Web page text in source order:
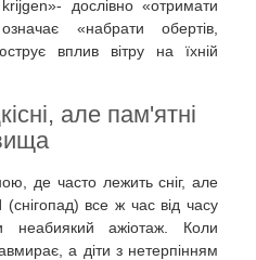
дослівно «отримати
«набрати обертів,
вплив вітру на їхній
але пам'ятні
де часто лежить сніг, але
(снігопад) все ж час від часу
неабиякий ажіотаж. Коли
а діти з нетерпінням